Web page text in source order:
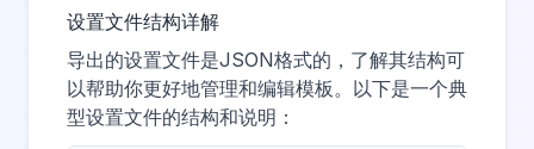
设置文件结构详解
导出的设置文件是JSON格式的，了解其结构可
以帮助你更好地管理和编辑模板。以下是一个典
型设置文件的结构和说明：